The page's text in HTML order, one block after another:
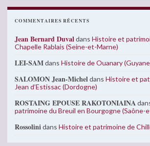
COMMENTAIRES RÉCENTS
Jean Bernard Duvaldans Histoire et
Chapelle Rablais (Seine-et-Marne)
LEI-SAMdans Histoire de Ouanary
SALOMON Jean-Micheldans Histoire et
Jean d’Estissac (Dordogne)
ROSTAING EPOUSE RAKOTONIAINA
patrimoine du Breuil en Bourgogne (Saône-
Rossolinidans Histoire et patrimoine de